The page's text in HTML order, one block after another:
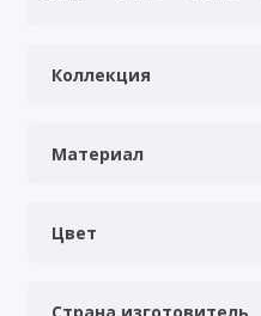
Коллекция
Материал
Цвет